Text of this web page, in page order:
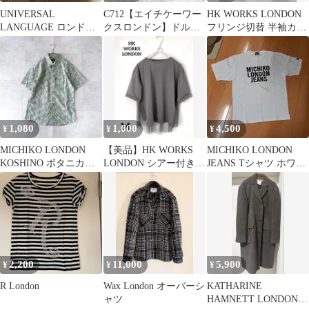
UNIVERSAL
LANGUAGE ロンドン
ストライプ 半袖シャツ
C712【エイチケーワー
クスロンドン】ドルマ
ンスリーブ/プルオーバ
ー/Ｍ
HK WORKS LONDON
フリンジ切替 半袖カッ
トソー ホワイト M
¥ 1,080
MICHIKO LONDON
KOSHINO ボタニカル
柄アロハシャツ 綿 M
¥ 1,000
【美品】HK WORKS
LONDON シアー付き半
袖カットソー グレ
¥4,500
MICHIKO LONDON
JEANS Tシャツ ホワイ
¥2,200
R London
¥ 11,000
Wax London オーバーシ
ャツ
¥5,900
KATHARINE
HAMNETT LONDON